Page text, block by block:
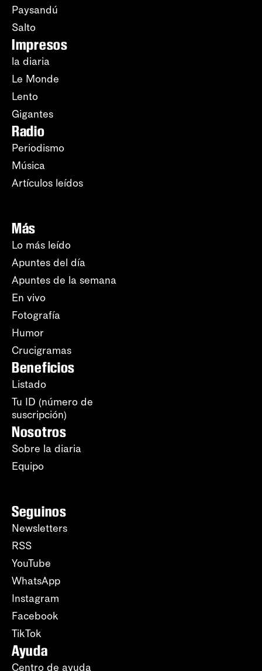
Paysandú
Salto
Impresos
la diaria
Le Monde
Lento
Gigantes
Radio
Periodismo
Música
Artículos leídos
Más
Lo más leído
Apuntes del día
Apuntes de la semana
En vivo
Fotografía
Humor
Crucigramas
Beneficios
Listado
Tu ID (número de
suscripción)
Nosotros
Sobre la diaria
Equipo
Seguinos
Newsletters
RSS
YouTube
WhatsApp
Instagram
Facebook
TikTok
Ayuda
Centro de ayuda